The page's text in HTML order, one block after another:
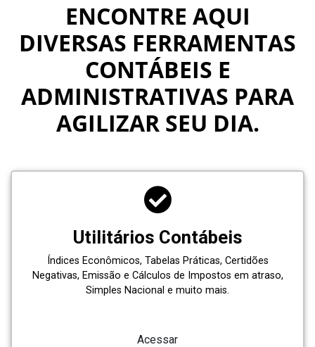
ENCONTRE AQUI
DIVERSAS FERRAMENTAS
CONTÁBEIS E
ADMINISTRATIVAS PARA
AGILIZAR SEU DIA.
Utilitários Contábeis
Índices Econômicos, Tabelas Práticas, Certidões
Negativas, Emissão e Cálculos de Impostos em atraso,
Simples Nacional e muito mais.
Acessar